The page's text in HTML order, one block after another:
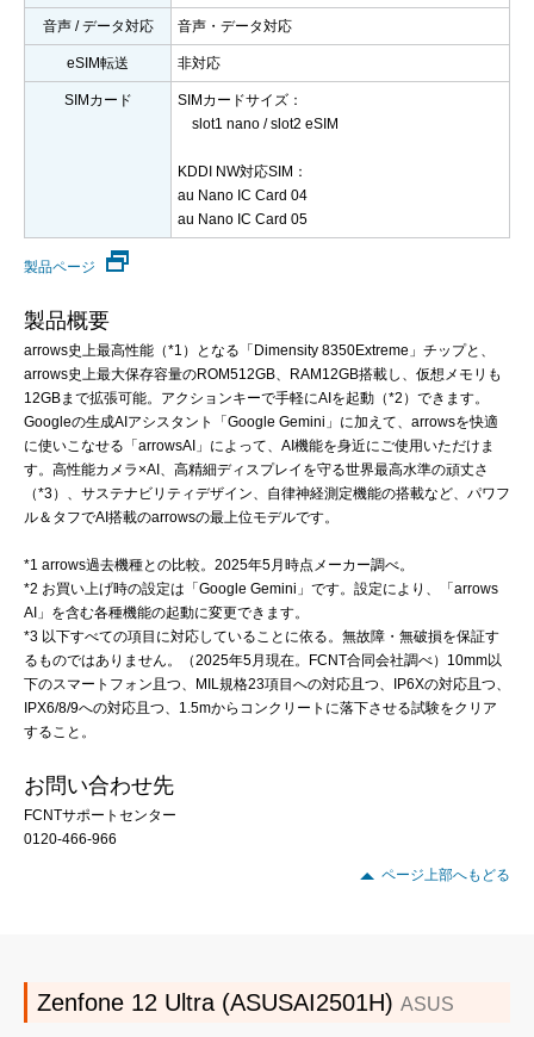
音声 / データ対応 音声・データ対応
eSIM転送 非対応
SIMカード
SIMカードサイズ：
slot1 nano / slot2 eSIM
KDDI NW対応SIM：
au Nano IC Card 04
au Nano IC Card 05
製品ページ
製品概要
arrows史上最高性能（*1）となる「Dimensity 8350Extreme」チップと、
arrows史上最大保存容量のROM512GB、RAM12GB搭載し、仮想メモリも
12GBまで拡張可能。アクションキーで手軽にAIを起動（*2）できます。
Googleの生成AIアシスタント「Google Gemini」に加えて、arrowsを快適
に使いこなせる「arrowsAI」によって、AI機能を身近にご使用いただけま
す。高性能カメラ×AI、高精細ディスプレイを守る世界最高水準の頑丈さ
（*3）、サステナビリティデザイン、自律神経測定機能の搭載など、パワフ
ル＆タフでAI搭載のarrowsの最上位モデルです。
*1 arrows過去機種との比較。2025年5月時点メーカー調べ。
*2 お買い上げ時の設定は「Google Gemini」です。設定により、「arrows
AI」を含む各種機能の起動に変更できます。
*3 以下すべての項目に対応していることに依る。無故障・無破損を保証す
るものではありません。（2025年5月現在。FCNT合同会社調べ）10mm以
下のスマートフォン且つ、MIL規格23項目への対応且つ、IP6Xの対応且つ、
IPX6/8/9への対応且つ、1.5mからコンクリートに落下させる試験をクリア
すること。
お問い合わせ先
FCNTサポートセンター
0120-466-966
ページ上部へもどる
Zenfone 12 Ultra (ASUSAI2501H) ASUS